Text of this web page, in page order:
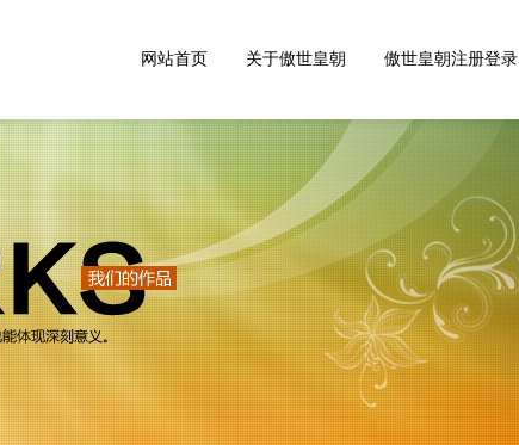
网站首页 关于傲世皇朝 傲世皇朝注册登录